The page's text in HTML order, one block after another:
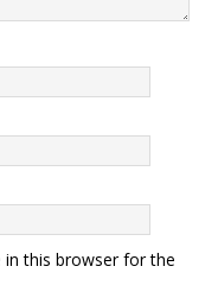
in this browser for the